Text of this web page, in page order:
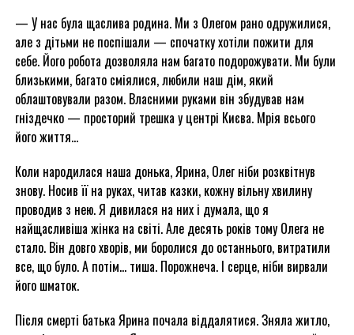
— У нас була щаслива родина. Ми з Олегом рано одружилися,
але з дітьми не поспішали — спочатку хотіли пожити для
себе. Його робота дозволяла нам багато подорожувати. Ми були
близькими, багато сміялися, любили наш дім, який
облаштовували разом. Власними руками він збудував нам
гніздечко — просторий трешка у центрі Києва. Мрія всього
його життя…
Коли народилася наша донька, Ярина, Олег ніби розквітнув
знову. Носив її на руках, читав казки, кожну вільну хвилину
проводив з нею. Я дивилася на них і думала, що я
найщасливіша жінка на світі. Але десять років тому Олега не
стало. Він довго хворів, ми боролися до останнього, витратили
все, що було. А потім… тиша. Порожнеча. І серце, ніби вирвали
його шматок.
Після смерті батька Ярина почала віддалятися. Зняла житло,